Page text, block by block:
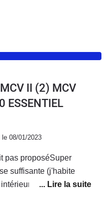
II (2) MCV
ESSENTIEL
le 08/01/2023
pas proposéSuper
suffisante (j'habite
même avec 3